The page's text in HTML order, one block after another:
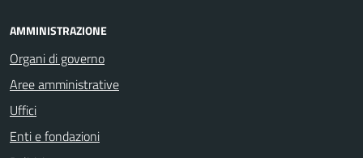
AMMINISTRAZIONE
Organi di governo
Aree amministrative
Uffici
Enti e fondazioni